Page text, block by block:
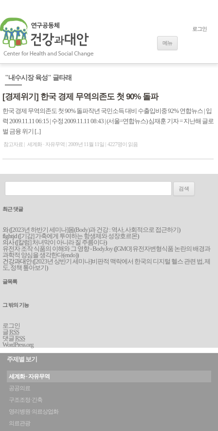
메뉴
로그인
"내수시장 육성" 글타래
[경제위기] 한국 경제 무역의존도 첫 90% 돌파
한국 경제 무역의존도 첫 90% 돌파작년 국민소득 대비 수출입비중 92% 연합뉴스 | 입
력 2009.11.11 06:15 | 수정 2009.11.11 08:43 | (서울=연합뉴스) 심재훈 기자 = 지난해 글로
벌 금융 위기 [...]
참고자료 세계화 · 자유무역 2009년 11월 11일 4227명이 읽음
최근 댓글
와 ([2023년 하반기 세미나]몸(Body)과 건강 : 역사, 사회적으로 접근하기 )
flghtjd ([기감] 가축에게 투여하는 항생제와 성장호르몬)
의사 ([칼럼] 처녀막이 아니라 질 주름이다)
유전자 조작 식품의 이해와 그 영향 - BodyJoy([GMO] 유전자변형식품 논란의 배경과
과학적 양심을 생각한다(endo))
건강과대안 ([2023년 상반기 세미나]비판적 맥락에서 한국의 디지털 헬스 관련 법, 제
도, 정책 톺아보기 )
글목록
그 밖의 기능
로그인
글RSS
댓글RSS
WordPress.org
주제별 보기
세계화 · 자유무역
공공의료
구조조정·긴축
영리병원·의료상업화
의료관광